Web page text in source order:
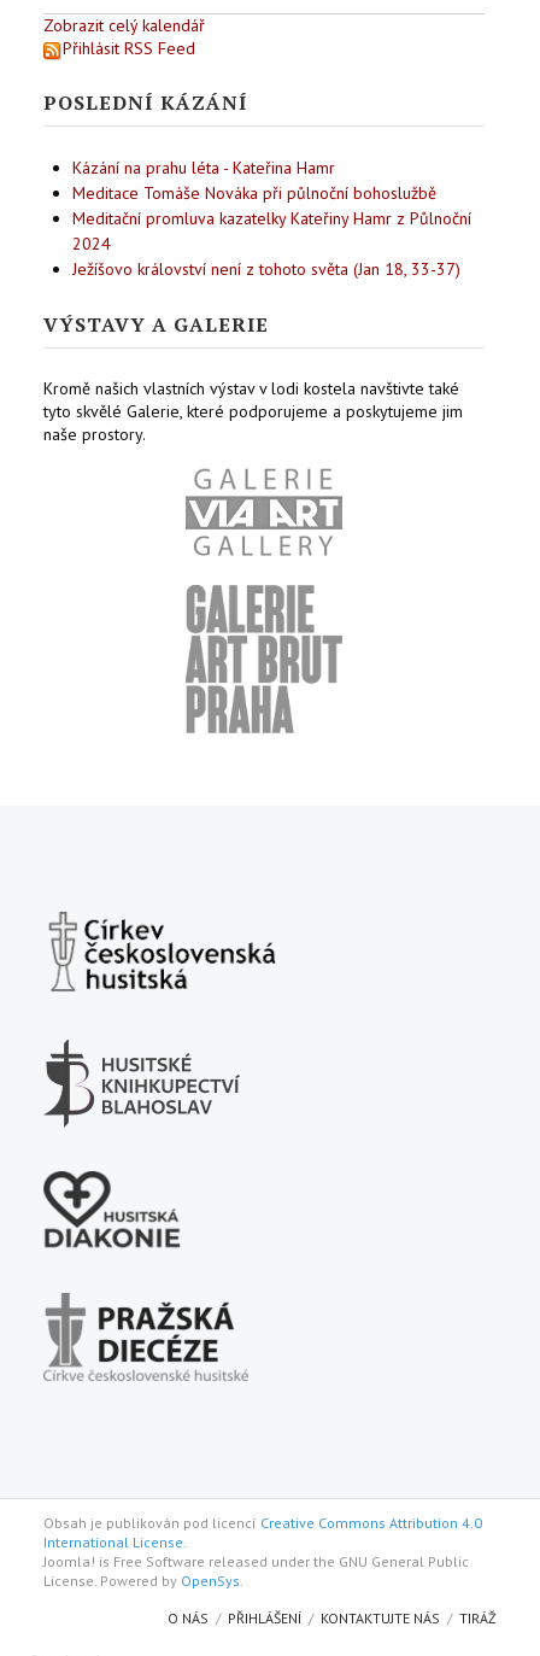
Zobrazit celý kalendář
Přihlásit RSS Feed
POSLEDNÍ KÁZÁNÍ
Kázání na prahu léta - Kateřina Hamr
Meditace Tomáše Nováka při půlnoční bohoslužbě
Meditační promluva kazatelky Kateřiny Hamr z Půlnoční
2024
Ježíšovo království není z tohoto světa (Jan 18, 33-37)
VÝSTAVY A GALERIE
Kromě našich vlastních výstav v lodi kostela navštivte také
tyto skvělé Galerie, které podporujeme a poskytujeme jim
naše prostory.
Obsah je publikován pod licencí Creative Commons Attribution 4.0
International License.
Joomla! is Free Software released under the GNU General Public
License. Powered by OpenSys
O NÁS PŘIHLÁŠENÍ KONTAKTUJTE NÁS TIRÁŽ